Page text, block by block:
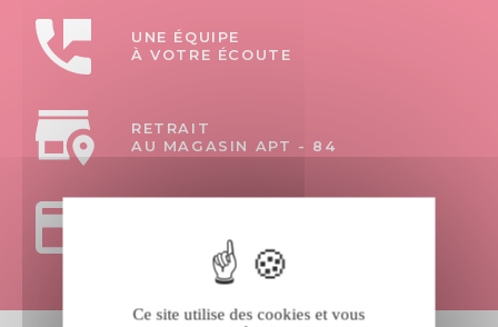
UNE ÉQUIPE
À VOTRE ÉCOUTE
RETRAIT
AU MAGASIN APT - 84
Ce site utilise des cookies et vous